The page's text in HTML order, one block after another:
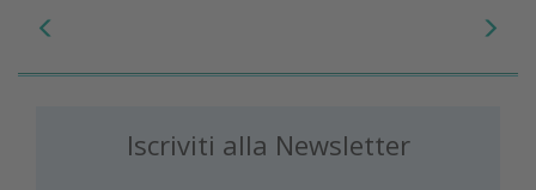
Iscriviti alla Newsletter